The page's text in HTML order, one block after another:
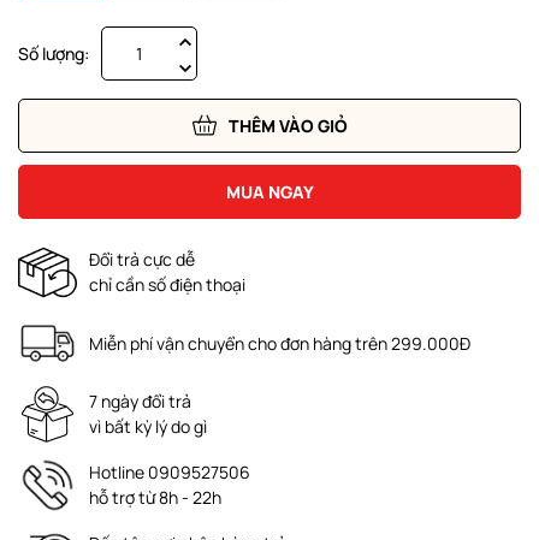
Số lượng:
THÊM VÀO GIỎ
MUA NGAY
Đổi trả cực dễ
chỉ cần số điện thoại
Miễn phí vận chuyển cho đơn hàng trên 299.000Đ
7 ngày đổi trả
vì bất kỳ lý do gì
Hotline 0909527506
hỗ trợ từ 8h - 22h